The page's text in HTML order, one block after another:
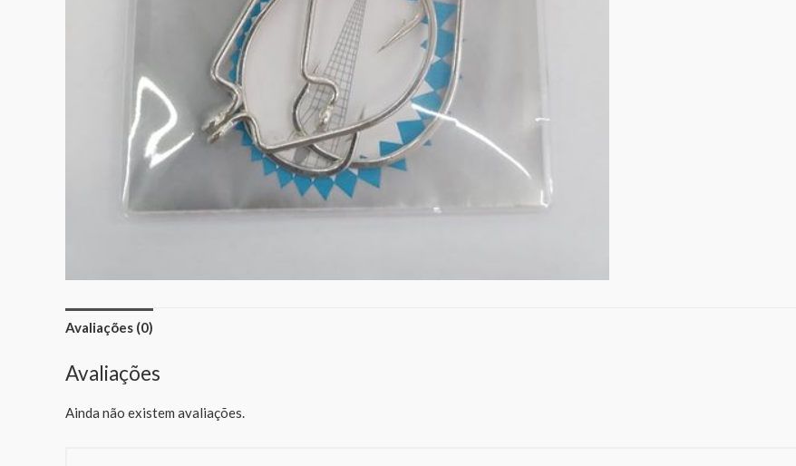
Avaliações (0)
Avaliações
Ainda não existem avaliações.